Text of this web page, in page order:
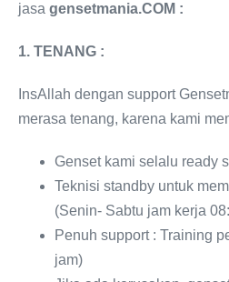
jasa gensetmania.COM :
1. TENANG :
InsAllah dengan support
merasa tenang, karena kami
Genset kami selalu ready
Teknisi standby untuk
(Senin- Sabtu jam kerja
Penuh support : Training
jam)